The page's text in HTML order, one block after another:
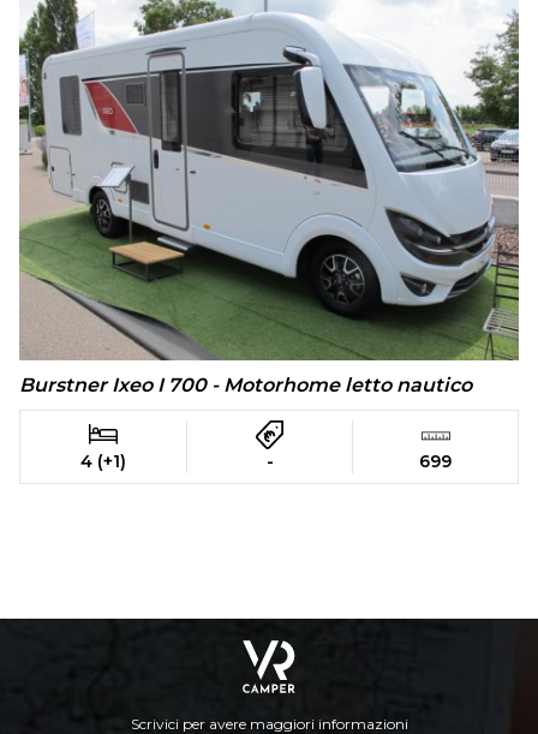
Burstner Ixeo I 700 - Motorhome letto nautico
4 (+1) - 699
Scrivici per avere maggiori informazioni